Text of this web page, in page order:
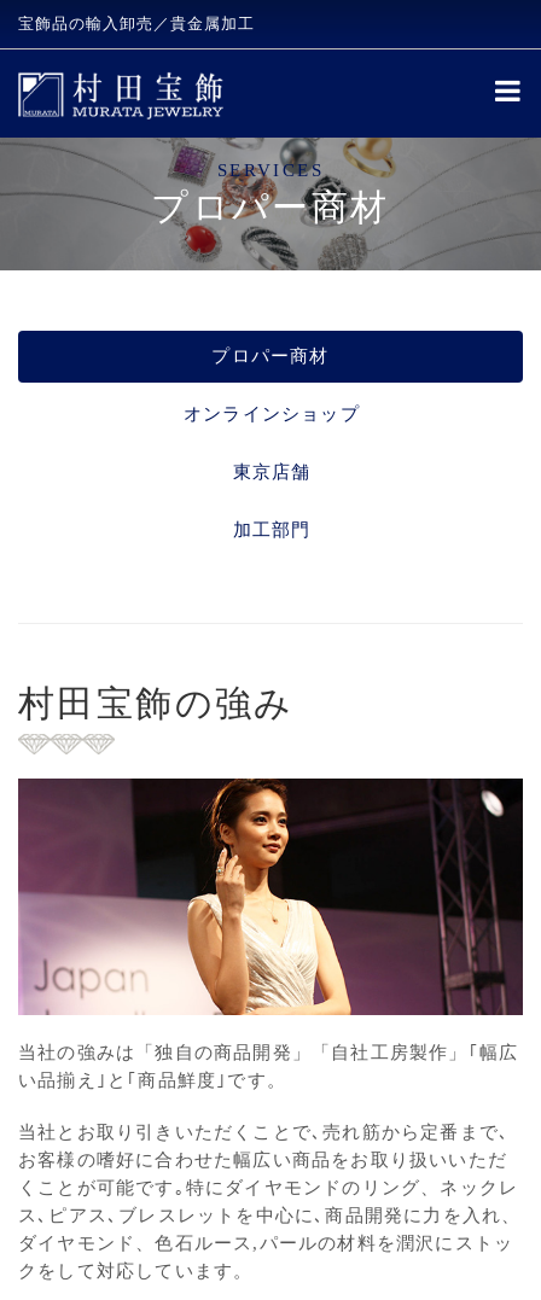
宝飾品の輸入卸売／貴金属加工
SERVICES
プロパー商材
プロパー商材
オンラインショップ
東京店舗
加工部門
村田宝飾の強み
当社の強みは「独自の商品開発」「自社工房製作」｢幅広
い品揃え｣と｢商品鮮度｣です。
当社とお取り引きいただくことで､売れ筋から定番まで､
お客様の嗜好に合わせた幅広い商品をお取り扱いいただ
くことが可能です｡特にダイヤモンドのリング、ネックレ
ス､ピアス､ブレスレットを中心に､商品開発に力を入れ、
ダイヤモンド、色石ルース,パールの材料を潤沢にストッ
クをして対応しています。